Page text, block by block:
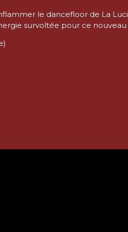
le dancefloor de La
survoltée pour ce nouveau